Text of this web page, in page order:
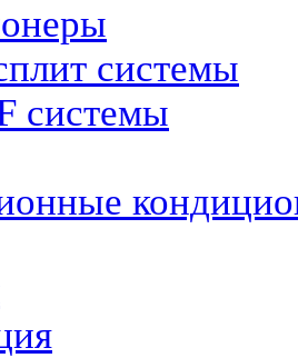
системы
системы